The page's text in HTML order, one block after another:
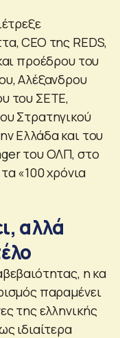
CEO της REDS,
προέδρου του
Αλέξανδρου
του ΣΕΤΕ,
Στρατηγικού
Ελλάδα και του
του ΟΛΠ, στο
«100 χρόνια
αλλά
η κα
παραμένει
της ελληνικής
ιδιαίτερα